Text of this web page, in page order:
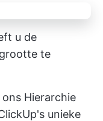
u de
te
Hierarchie
unieke